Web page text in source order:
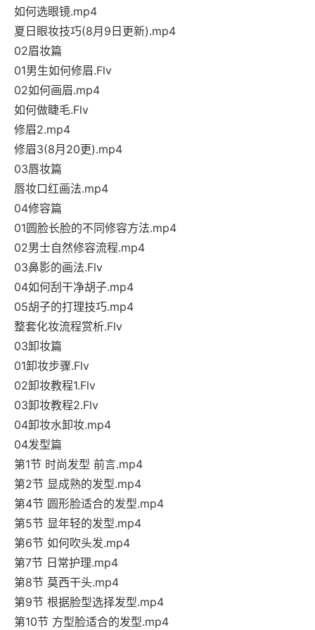
如何选眼镜.mp4
夏日眼妆技巧(8月9日更新).mp4
02眉妆篇
01男生如何修眉.Flv
02如何画眉.mp4
如何做睫毛.Flv
修眉2.mp4
修眉3(8月20更).mp4
03唇妆篇
唇妆口红画法.mp4
04修容篇
01圆脸长脸的不同修容方法.mp4
02男士自然修容流程.mp4
03鼻影的画法.Flv
04如何刮干净胡子.mp4
05胡子的打理技巧.mp4
整套化妆流程赏析.Flv
03卸妆篇
01卸妆步骤.Flv
02卸妆教程1.Flv
03卸妆教程2.Flv
04卸妆水卸妆.mp4
04发型篇
第1节 时尚发型 前言.mp4
第2节 显成熟的发型.mp4
第4节 圆形脸适合的发型.mp4
第5节 显年轻的发型.mp4
第6节 如何吹头发.mp4
第7节 日常护理.mp4
第8节 莫西干头.mp4
第9节 根据脸型选择发型.mp4
第10节 方型脸适合的发型.mp4